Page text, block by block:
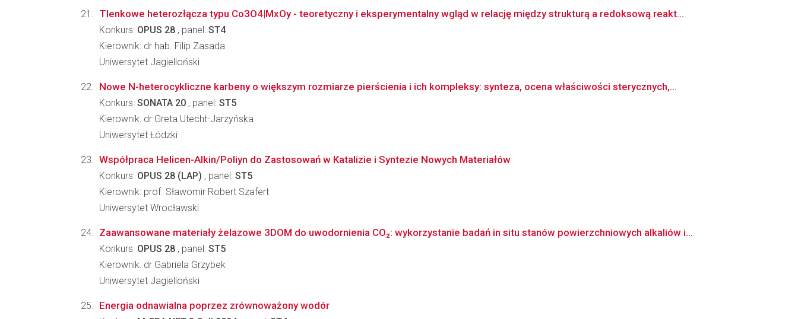
Tlenkowe heterozłącza typu Co3O4|MxOy - teoretyczny i eksperymentalny wgląd w relację między strukturą a redoksową reakt...
Konkurs: OPUS 28 , panel: ST4
Kierownik: dr hab. Filip Zasada
Uniwersytet Jagielloński
Nowe N-heterocykliczne karbeny o większym rozmiarze pierścienia i ich kompleksy: synteza, ocena właściwości sterycznych,...
Konkurs: SONATA 20 , panel: ST5
Kierownik: dr Greta Utecht-Jarzyńska
Uniwersytet Łódzki
Współpraca Helicen-Alkin/Poliyn do Zastosowań w Katalizie i Syntezie Nowych Materiałów
Konkurs: OPUS 28 (LAP) , panel: ST5
Kierownik: prof. Sławomir Robert Szafert
Uniwersytet Wrocławski
Zaawansowane materiały żelazowe 3DOM do uwodornienia CO₂: wykorzystanie badań in situ stanów powierzchniowych alkaliów i...
Konkurs: OPUS 28 , panel: ST5
Kierownik: dr Gabriela Grzybek
Uniwersytet Jagielloński
Energia odnawialna poprzez zrównoważony wodór